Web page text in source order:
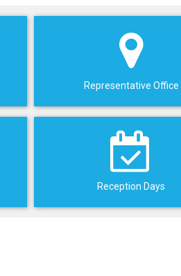
Representative Office
Reception Days